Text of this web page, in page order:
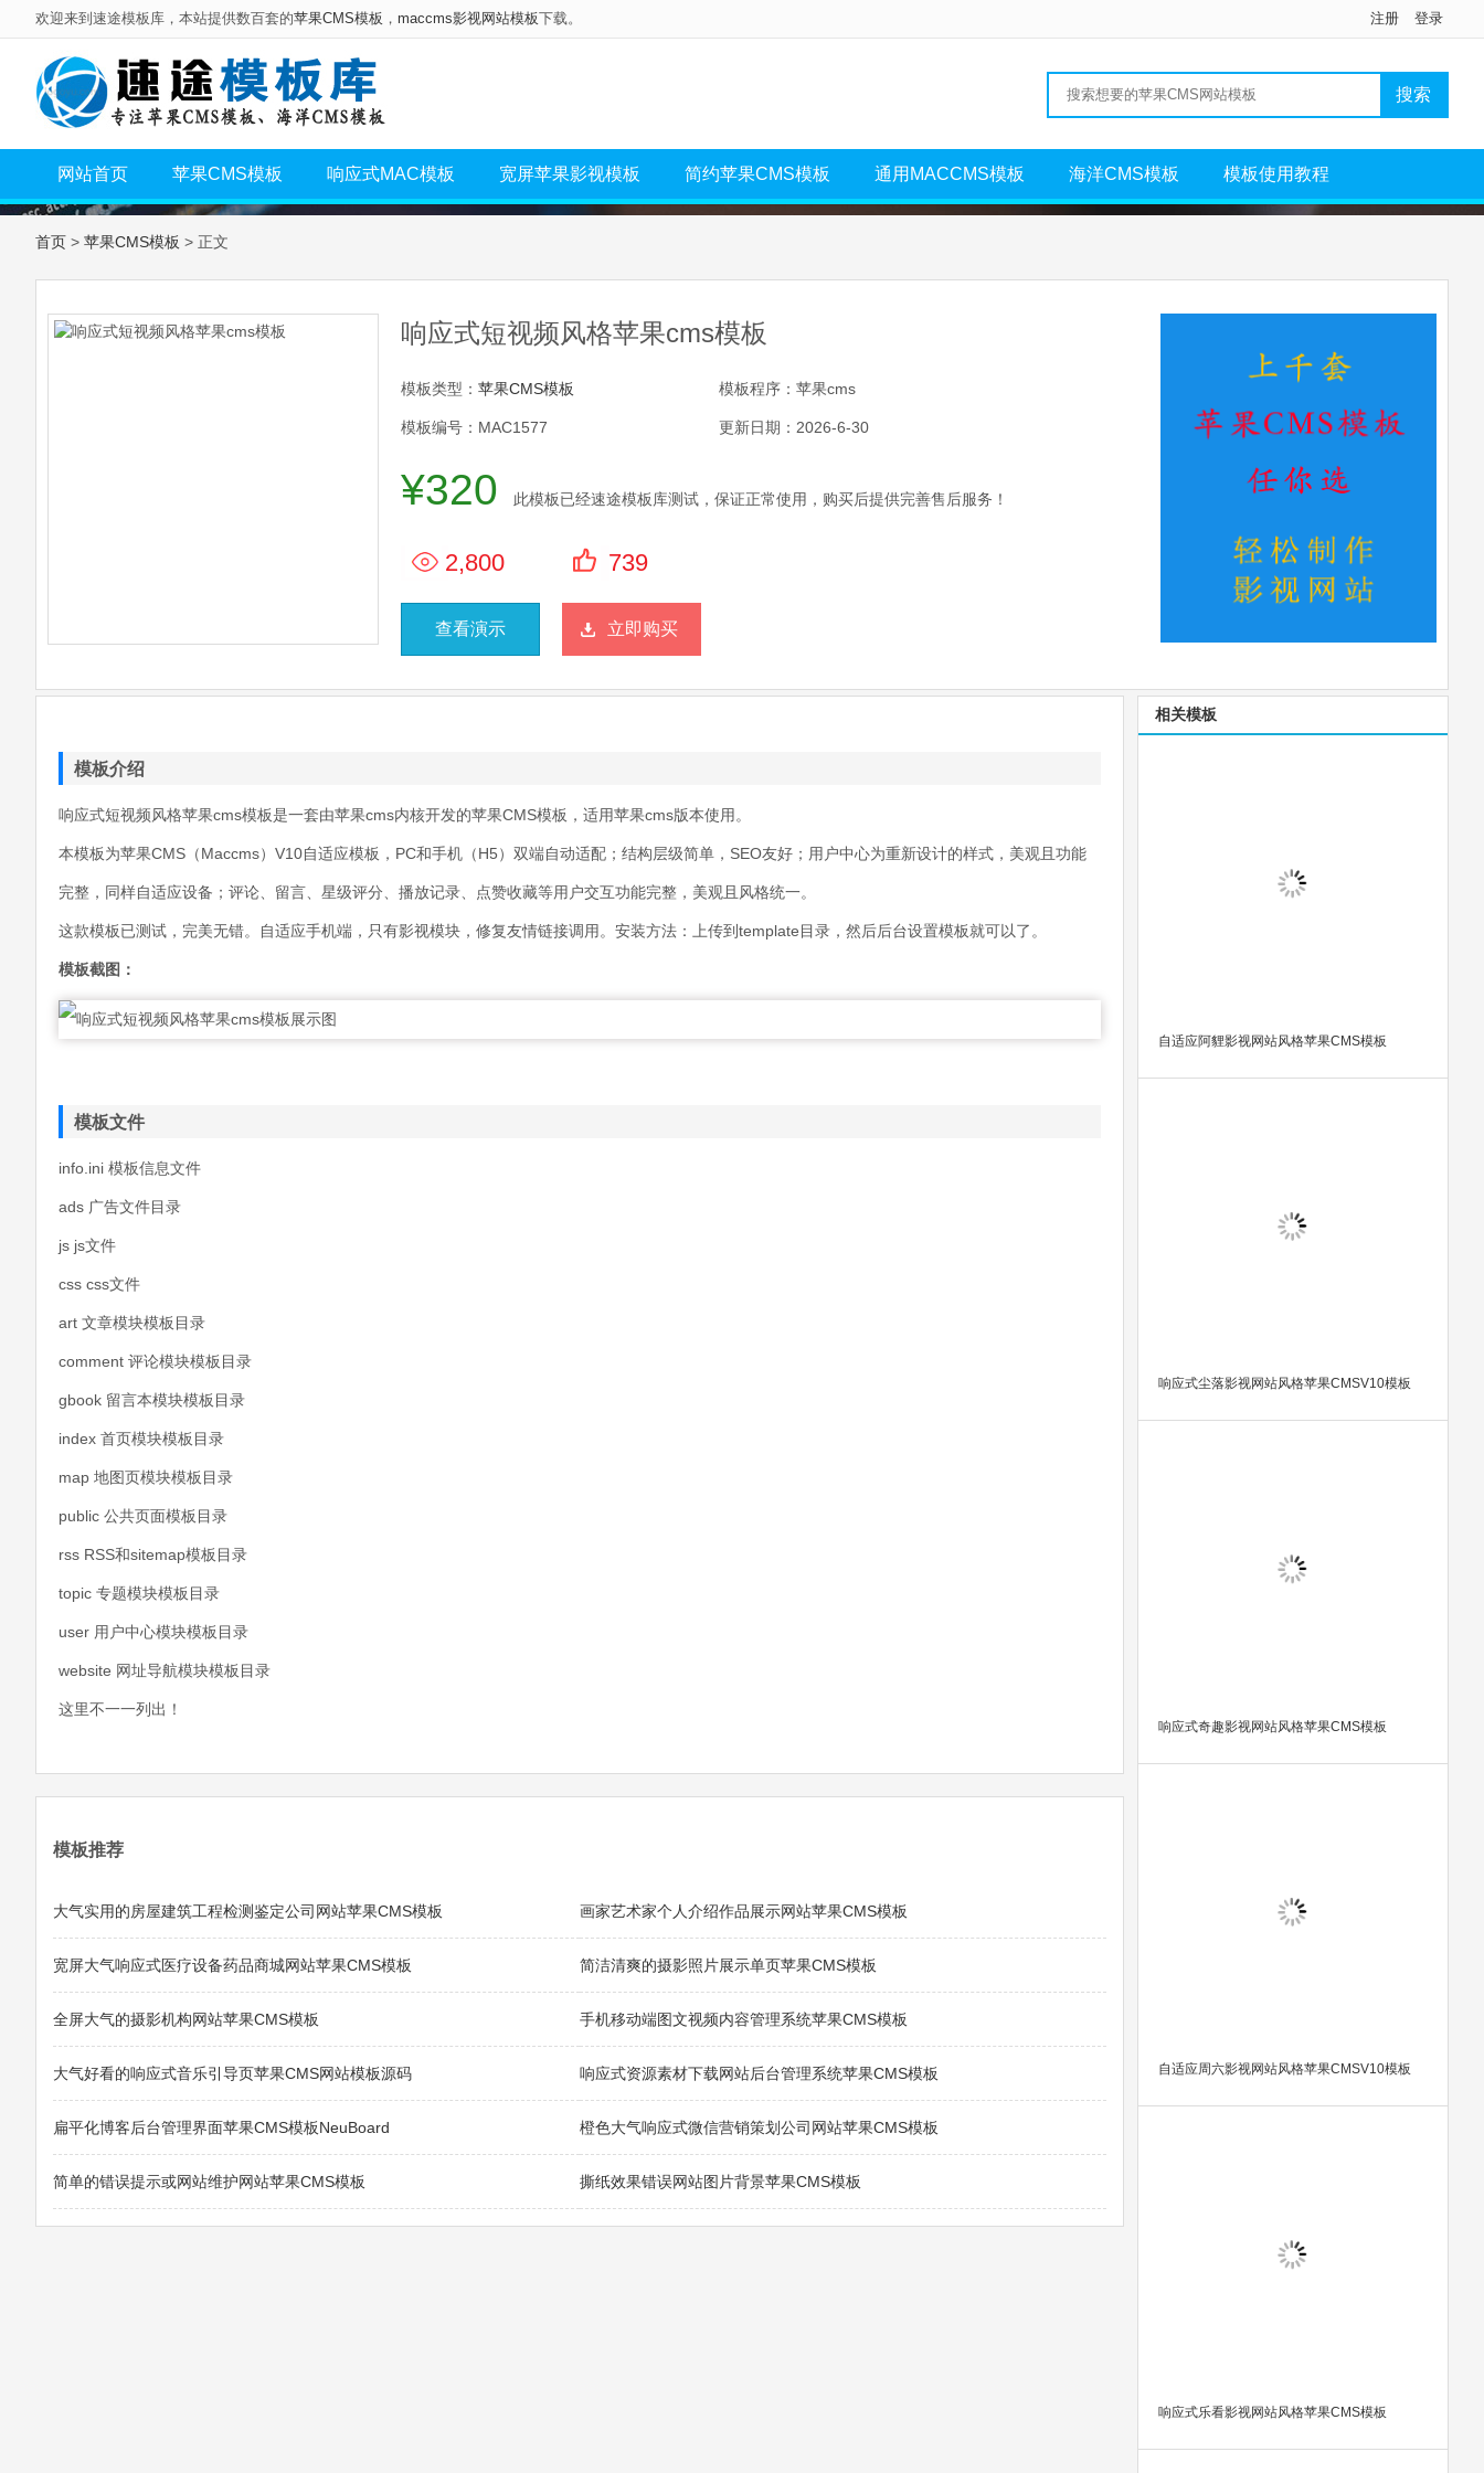
欢迎来到速途模板库，本站提供数百套的苹果CMS模板 ， maccms影视网站模板下载。 注册 登录
网站首页 苹果CMS模板 响应式MAC模板 宽屏苹果影视模板 简约苹果CMS模板 通用MACCMS模板 海洋CMS模板 模板使用教程
首页 > 苹果CMS模板 > 正文
响应式短视频风格苹果cms模板
模板类型： 苹果CMS模板 模板程序：苹果cms
模板编号：MAC1577 更新日期：2026-6-30
¥320 此模板已经速途模板库测试，保证正常使用，购买后提供完善售后服务！
2,800 739
查看演示 立即购买
模板介绍
响应式短视频风格苹果cms模板是一套由苹果cms内核开发的苹果CMS模板，适用苹果cms版本使用。
本模板为苹果CMS（Maccms）V10自适应模板，PC和手机（H5）双端自动适配；结构层级简单，SEO友好；用户中心为重新设计的样式，美观且功能
完整，同样自适应设备；评论、留言、星级评分、播放记录、点赞收藏等用户交互功能完整，美观且风格统一。
这款模板已测试，完美无错。自适应手机端，只有影视模块，修复友情链接调用。安装方法：上传到template目录，然后后台设置模板就可以了。
模板截图：
模板文件
info.ini 模板信息文件
ads 广告文件目录
js js文件
css css文件
art 文章模块模板目录
comment 评论模块模板目录
gbook 留言本模块模板目录
index 首页模块模板目录
map 地图页模块模板目录
public 公共页面模板目录
rss RSS和sitemap模板目录
topic 专题模块模板目录
user 用户中心模块模板目录
website 网址导航模块模板目录
这里不一一列出！
模板推荐
大气实用的房屋建筑工程检测鉴定公司网站苹果CMS模板 画家艺术家个人介绍作品展示网站苹果CMS模板
宽屏大气响应式医疗设备药品商城网站苹果CMS模板 简洁清爽的摄影照片展示单页苹果CMS模板
全屏大气的摄影机构网站苹果CMS模板 手机移动端图文视频内容管理系统苹果CMS模板
大气好看的响应式音乐引导页苹果CMS网站模板源码 响应式资源素材下载网站后台管理系统苹果CMS模板
扁平化博客后台管理界面苹果CMS模板NeuBoard 橙色大气响应式微信营销策划公司网站苹果CMS模板
简单的错误提示或网站维护网站苹果CMS模板 撕纸效果错误网站图片背景苹果CMS模板
相关模板
自适应阿貍影视网站风格苹果CMS模板
响应式尘落影视网站风格苹果CMSV10模板
响应式奇趣影视网站风格苹果CMS模板
自适应周六影视网站风格苹果CMSV10模板
响应式乐看影视网站风格苹果CMS模板